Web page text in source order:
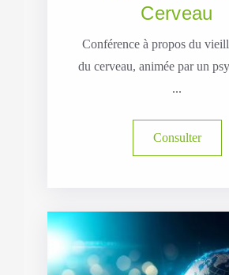
Cerveau
Conférence à propos du
du cerveau, animée par un
...
Consulter